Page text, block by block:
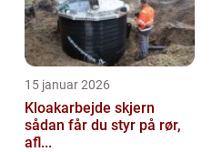
15 januar 2026
Kloakarbejde skjern
sådan får du styr på rør,
afl...